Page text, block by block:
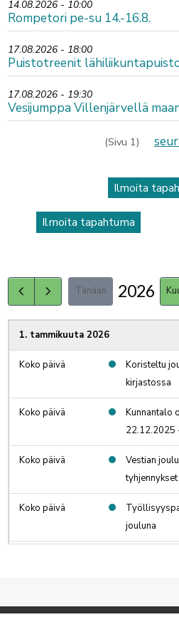
Tänään 2026
1. tammikuuta 2026
Koko päivä
Koristeltu
kirjastossa
Koko päivä
Kunnantalo
22.12.2025
Koko päivä
Vestian
tyhjennykset
Koko päivä
jouluna
Koko päivä Nuorisotalo
14.08.2026 - 10:00
Rompetori pe-su 14.-16.8.
17.08.2026 - 18:00
Puistotreenit
17.08.2026 - 19:30
Vesijumppa Villenjärvellä
(Sivu 1)
Ilmoita
Ilmoita tapahtuma